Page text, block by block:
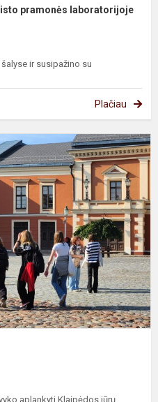
pramonės laboratorijoje
ir susipažino su
Plačiau
aplankyti Klaipėdos jūrų